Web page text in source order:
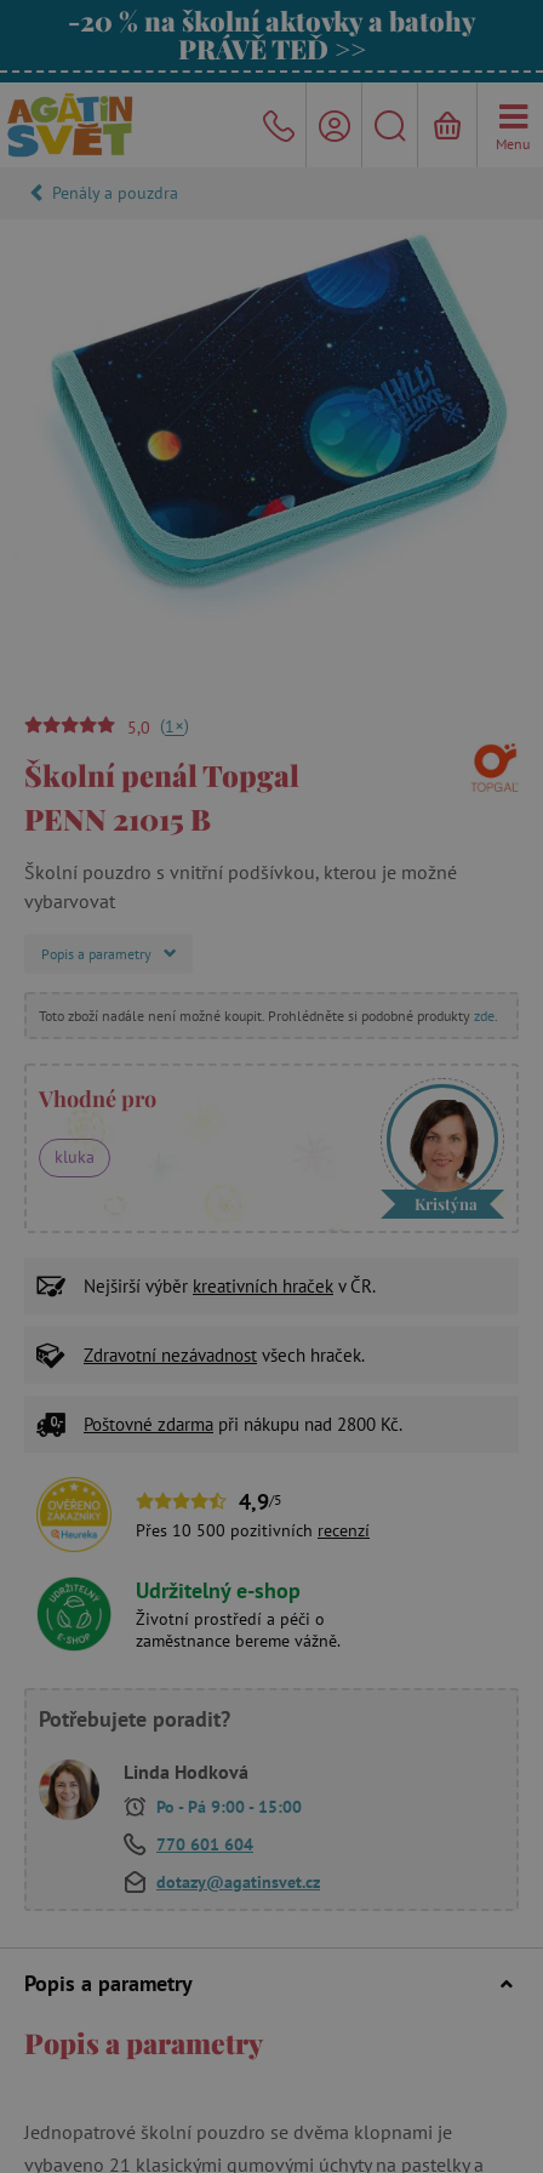
-20 % na školní aktovky a batohy
PRÁVĚ TEĎ >>
Menu
Penály a pouzdra
5,0 (1+)
Školní penál Topgal
PENN 21015 B
Školní pouzdro s vnitřní podšívkou, kterou je možné
vybarvovat
Popis a parametry
Toto zboží nadále není možné koupit. Prohlédněte si podobné produkty zde
Vhodné pro
kluka
Kristýna
Nejširší výběr kreativních hraček v ČR.
Zdravotní nezávadnost všech hraček.
Poštovné zdarma při nákupu nad 2800 Kč.
4,9/5
Přes 10 500 pozitivních recenzí
Udržitelný e-shop
Životní prostředí a péči o
zaměstnance bereme vážně.
Potřebujete poradit?
Linda Hodková
Po - Pá 9:00 - 15:00
770 601 604
dotazy@agatinsvet.cz
Popis a parametry
Popis a parametry
Jednopatrové školní pouzdro se dvěma klopnami je
vybaveno 21 klasickými gumovými úchyty na pastelky a